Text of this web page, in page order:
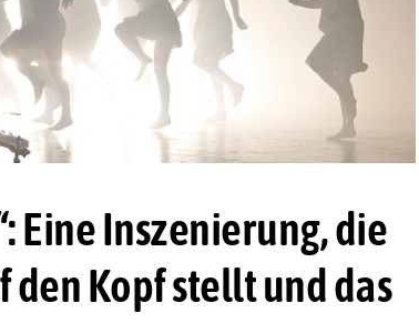
Eine Inszenierung, die
Kopf stellt und das